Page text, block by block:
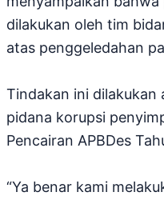
dilakukan oleh tim
atas penggeledahan
Tindakan ini dilakukan
pidana korupsi
Pencairan APBDes
“Ya benar kami